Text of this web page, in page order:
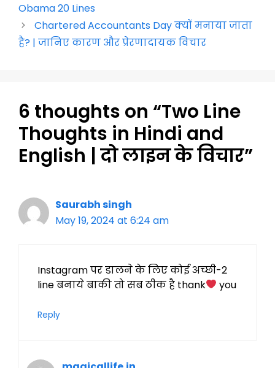
o
k
p
Obama 20 Lines
Chartered Accountants Day क्यों मनाया जाता
है? | जानिए कारण और प्रेरणादायक विचार
6 thoughts on “Two Line
Thoughts in Hindi and
English | दो लाइन के विचार”
Saurabh singh
May 19, 2024 at 6:24 am
Instagram पर डालने के लिए कोई अच्छी-2
line बनाये बाकी तो सब ठीक है thank
you
Reply